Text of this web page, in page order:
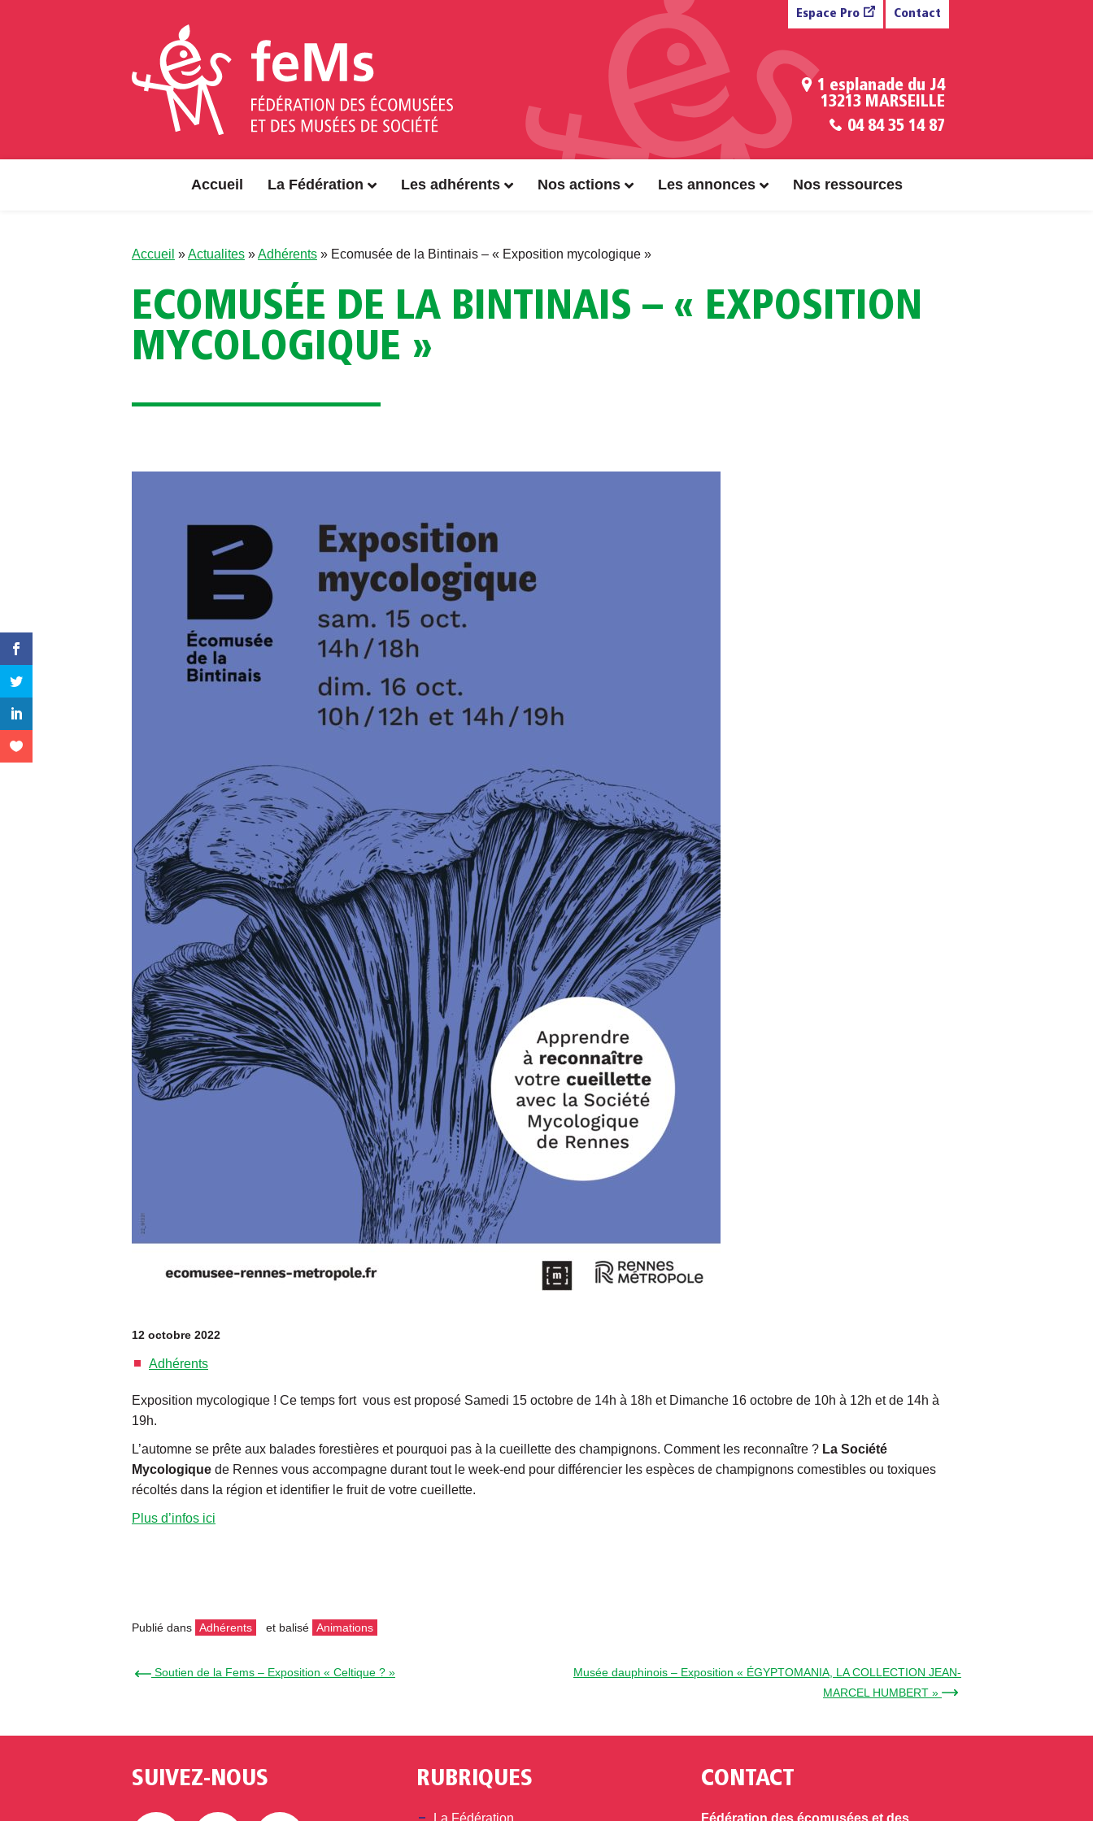
Espace Pro Contact
1 esplanade du J4
13213 MARSEILLE
04 84 35 14 87
Accueil La Fédération Les adhérents Nos actions Les annonces Nos ressources
Accueil »Actualites »Adhérents » Ecomusée de la Bintinais – « Exposition mycologique »
ECOMUSÉE DE LA BINTINAIS – « EXPOSITION
MYCOLOGIQUE »
12 octobre 2022
Adhérents
Exposition mycologique ! Ce temps fort vous est proposé Samedi 15 octobre de 14h à 18h et Dimanche 16 octobre de 10h à 12h et de 14h à
19h.
L’automne se prête aux balades forestières et pourquoi pas à la cueillette des champignons. Comment les reconnaître ? La Société
Mycologique de Rennes vous accompagne durant tout le week-end pour différencier les espèces de champignons comestibles ou toxiques
récoltés dans la région et identifier le fruit de votre cueillette.
Plus d’infos ici
Publié dans Adhérents et balisé Animations
← Soutien de la Fems – Exposition « Celtique ? »
Musée dauphinois – Exposition « ÉGYPTOMANIA, LA COLLECTION JEAN-
MARCEL HUMBERT » →
SUIVEZ-NOUS
Facebook Twitter
RUBRIQUES
La Fédération
CONTACT
Fédération des écomusées et des